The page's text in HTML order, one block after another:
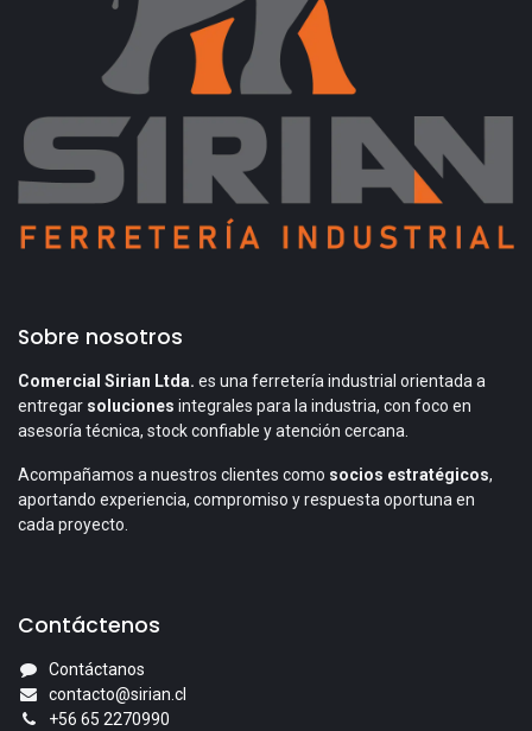
Sobre nosotros
Comercial Sirian Ltda. es una ferretería industrial orientada a
entregar soluciones integrales para la industria, con foco en
asesoría técnica, stock confiable y atención cercana.
Acompañamos a nuestros clientes como socios estratégicos,
aportando experiencia, compromiso y respuesta oportuna en
cada proyecto.
Contáctenos
Contáctanos
contacto@sirian.cl
+56 65 2270990